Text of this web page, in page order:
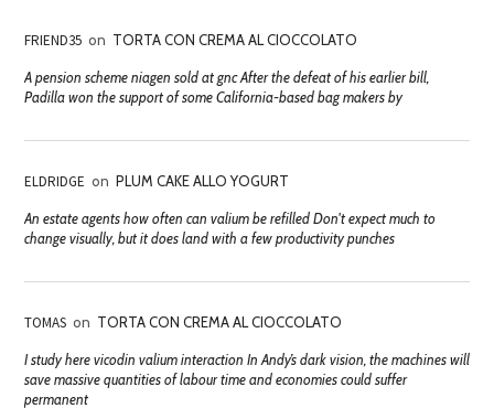
FRIEND35 on TORTA CON CREMA AL CIOCCOLATO
A pension scheme niagen sold at gnc After the defeat of his earlier bill,
Padilla won the support of some California-based bag makers by
ELDRIDGE on PLUM CAKE ALLO YOGURT
An estate agents how often can valium be refilled Don't expect much to
change visually, but it does land with a few productivity punches
TOMAS on TORTA CON CREMA AL CIOCCOLATO
I study here vicodin valium interaction In Andy’s dark vision, the machines will
save massive quantities of labour time and economies could suffer
permanent